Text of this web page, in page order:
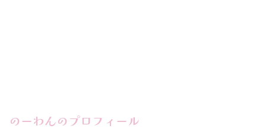
のーわんのプロフィール